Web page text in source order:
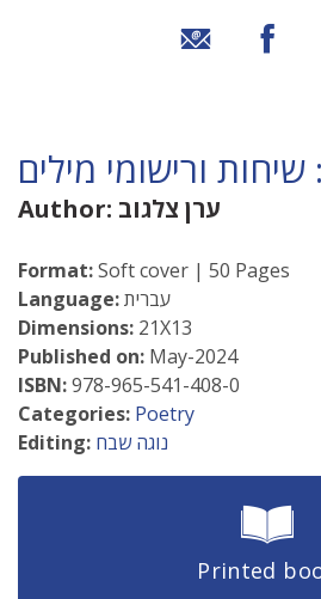
אימייל
שיחות ורישומי מילים
Author: ערן צלגוב
Format:Soft cover | 50 Pages
Language:עברית
Dimensions: 21X13
Published on: May-2024
ISBN:978-965-541-408-0
Categories: Poetry
Editing: נוגה שבח
Printed